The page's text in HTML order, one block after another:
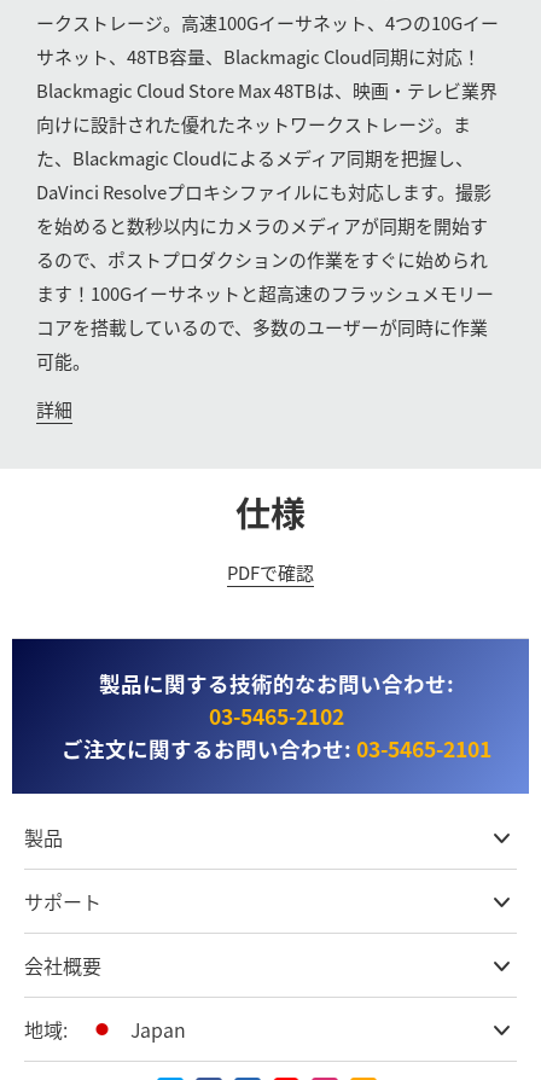
UAE
Ukraine
United Kingdom
United States
ークストレージ。高速100Gイーサネット、4つの10Gイー
サネット、48TB容量、Blackmagic Cloud同期に対応！
Blackmagic Cloud Store Max 48TBは、映画・テレビ業界
向けに設計された優れたネットワークストレージ。ま
た、Blackmagic Cloudによるメディア同期を把握し、
DaVinci Resolveプロキシファイルにも対応します。撮影
を始めると数秒以内にカメラのメディアが同期を開始す
るので、ポストプロダクションの作業をすぐに始められ
ます！100Gイーサネットと超高速のフラッシュメモリー
コアを搭載しているので、多数のユーザーが同時に作業
可能。
詳細
仕様
PDFで確認
製品に関する技術的なお問い合わせ:
03‑5465‑2102
ご注文に関するお問い合わせ: 03‑5465‑2101
製品
DaVinci Resolve & Fusionソフトウェア
ネットワークストレージ
ATEMライブプロダクション
収録、キャプチャー、再生
放送用コンバーター
ルーティング＆配信
サポート
ストアに関するよくある質問
製品サポートセンター
お問い合わせ
特定商取引法に基づく表記
会社概要
会社概要
パートナー
地域: Japan